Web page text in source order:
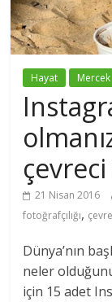
Hayat Mercek
21 Nisan 2016
fotoğrafçılığı,
Dünya’nın
neler
için 15 adet